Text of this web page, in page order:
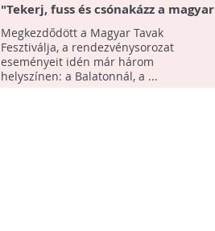
"Tekerj, fuss és csónakázz a magyar
kultúráért!" - Megkezdődött a
Magyar Tavak Fesztiválja
Megkezdődött a Magyar Tavak
Fesztiválja, a rendezvénysorozat
eseményeit idén már három
helyszínen: a Balatonnál, a ...